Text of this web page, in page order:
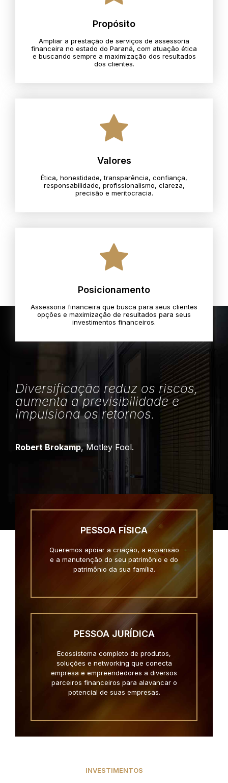
Propósito
Ampliar a prestação de serviços de assessoria
financeira no estado do Paraná, com atuação ética
e buscando sempre a maximização dos resultados
dos clientes.
Valores
Ética, honestidade, transparência, confiança,
responsabilidade, profissionalismo, clareza,
precisão e meritocracia.​
Posicionamento
Assessoria financeira que busca para seus clientes
opções e maximização de resultados para seus
investimentos financeiros.
Diversificação reduz os riscos,
aumenta a previsibilidade e
impulsiona os retornos.
Robert Brokamp, Motley Fool.
PESSOA FÍSICA
Queremos apoiar a criação, a expansão
e a manutenção do seu patrimônio e do
patrimônio da sua família.
PESSOA JURÍDICA
Ecossistema completo de produtos,
soluções e networking que conecta
empresa e empreendedores a diversos
parceiros financeiros para alavancar o
potencial de suas empresas.
INVESTIMENTOS